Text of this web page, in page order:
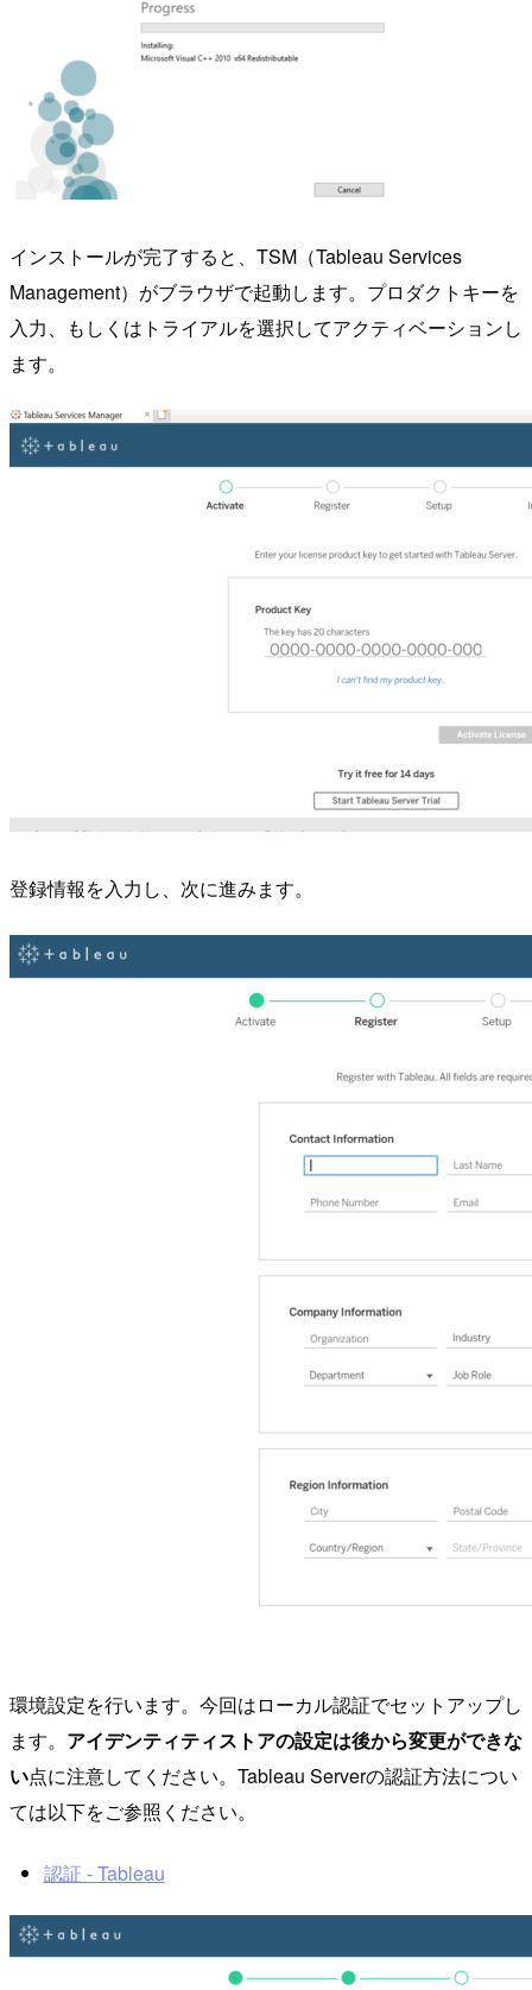
インストールが完了すると、TSM（Tableau Services
Management）がブラウザで起動します。プロダクトキーを
入力、もしくはトライアルを選択してアクティベーションし
ます。
登録情報を入力し、次に進みます。
環境設定を行います。今回はローカル認証でセットアップし
ます。 アイデンティティストアの設定は後から変更ができな
い点に注意してください。Tableau Serverの認証方法につい
ては以下をご参照ください。
認証 - Tableau